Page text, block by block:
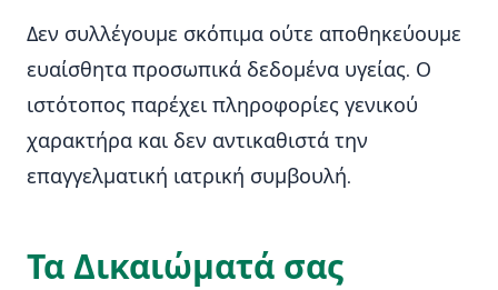
Δεν συλλέγουμε σκόπιμα ούτε αποθηκεύουμε
ευαίσθητα προσωπικά δεδομένα υγείας. Ο
ιστότοπος παρέχει πληροφορίες γενικού
χαρακτήρα και δεν αντικαθιστά την
επαγγελματική ιατρική συμβουλή.
Τα Δικαιώματά σας